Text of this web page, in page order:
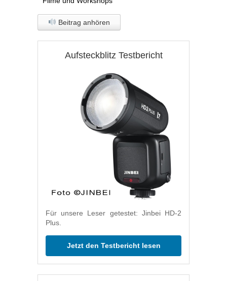
Beitrag anhören
Aufsteckblitz Testbericht
Für unsere Leser getestet: Jinbei HD-2
Plus.
Jetzt den Testbericht lesen